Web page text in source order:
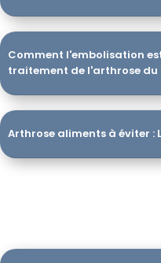
Comment l'embolisation
traitement de l'arthrose du
Arthrose aliments à éviter :